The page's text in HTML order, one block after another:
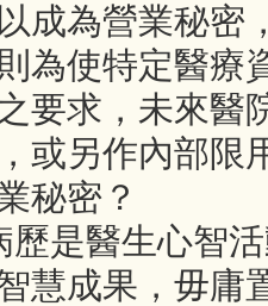
成為營業秘密
為使特定醫療
要求，未來醫
或另作內部限
秘密？
歷是醫生心智
慧成果，毋庸